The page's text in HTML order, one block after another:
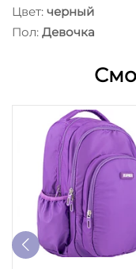
Цвет: черный
Пол: Девочка